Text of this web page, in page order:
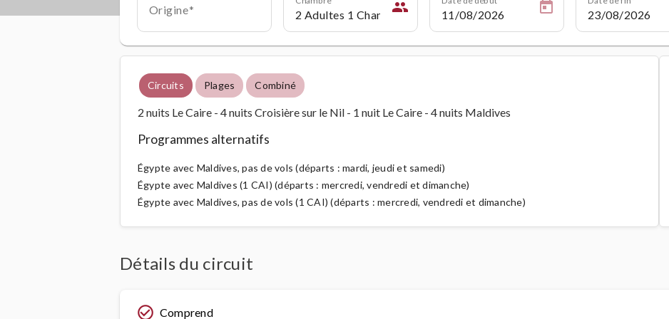
Origine people
Circuits Plages Combiné
2 nuits Le Caire - 4 nuits Croisière sur le Nil - 1 nuit Le Caire - 4 nuits Maldives
Programmes alternatifs
Égypte avec Maldives, pas de vols (départs : mardi, jeudi et samedi)
Égypte avec Maldives (1 CAI) (départs : mercredi, vendredi et dimanche)
Égypte avec Maldives, pas de vols (1 CAI) (départs : mercredi, vendredi et dimanche)
Détails du circuit
check_circle_outline Comprend